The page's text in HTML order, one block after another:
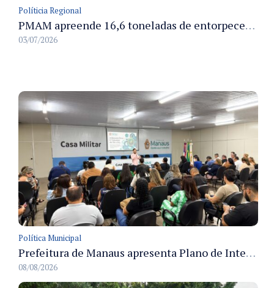
Políticia Regional
PMAM apreende 16,6 toneladas de entorpecentes e registra aumento nas prisões em flagrante e nas capturas de foragidos no primeiro semestre de 2026
03/07/2026
Política Municipal
Prefeitura de Manaus apresenta Plano de Integridade da CGM e qualifica servidores para governança e conformidade no biênio 2027-2028
08/08/2026